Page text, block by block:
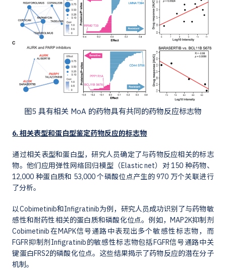
图5 具有相关 MoA 的药物具有共同的药物反应标志物
6. 相关表型和蛋白型鉴定药物反应的标志物
通过相关表型和蛋白型，研究人员确定了与药物反应相关的标志
物。他们应用弹性网络回归模型（Elastic net）对 150 种药物、
12,000 种蛋白质和 53,000 个磷酸位点产生的 970 万个关联进行
了分析。
以Cobimetinib和Infigratinib为例，研究人员成功识别了与药物敏
感性和耐药性相关的蛋白质和磷酸化位点。例如，MAP2K抑制剂
Cobimetinib在MAPK信号通路中表现出多个敏感性标志物，而
FGFR抑制剂Infigratinib的敏感性标志物包括FGFR信号通路中关
键蛋白FRS2的磷酸化位点。这些结果揭示了药物反应的潜在分子
机制。